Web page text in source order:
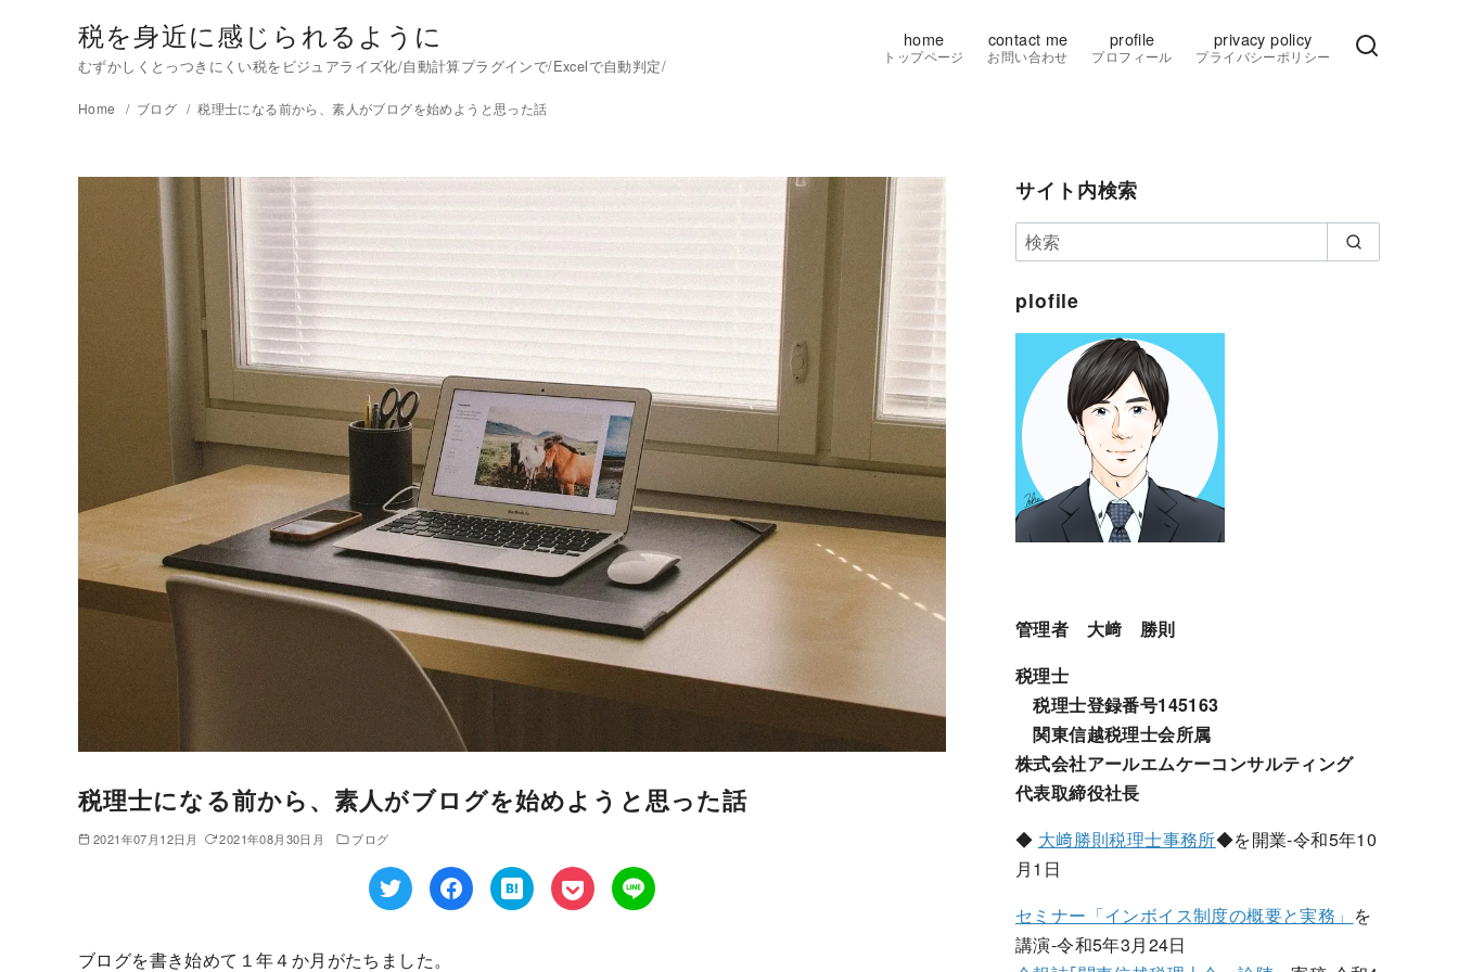
税を身近に感じられるように
むずかしくとっつきにくい税をビジュアライズ化/自動計算プラグインで/Excelで自動判定/
home
トップページ
contact me
お問い合わせ
profile
プロフィール
privacy policy
プライバシーポリシー
Home ブログ 税理士になる前から、素人がブログを始めようと思った話
税理士になる前から、素人がブログを始めようと思った話
2021年07月12日月 2021年08月30日月 ブログ
ブログを書き始めて１年４か月がたちました。
サイト内検索
plofile
管理者 大﨑 勝則
税理士
税理士登録番号145163
関東信越税理士会所属
株式会社アールエムケーコンサルティング
代表取締役社長
◆ 大﨑勝則税理士事務所◆を開業-令和5年10
月1日
セミナー「インボイス制度の概要と実務」 を
講演-令和5年3月24日